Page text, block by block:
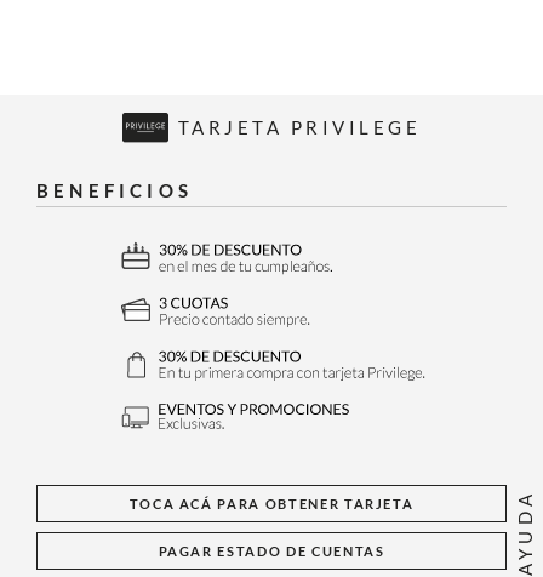
AYUDA
TARJETA PRIVILEGE
BENEFICIOS
TOCA ACÁ PARA OBTENER TARJETA
PAGAR ESTADO DE CUENTAS